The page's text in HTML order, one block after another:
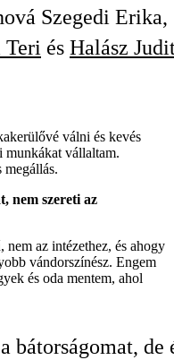
Szegedi Erika,
Teri és Halász
válni és kevés
munkákat vállaltam.
megállás.
nem szereti az
az intézethez, és ahogy
vándorszínész. Engem
és oda mentem, ahol
bátorságomat, de